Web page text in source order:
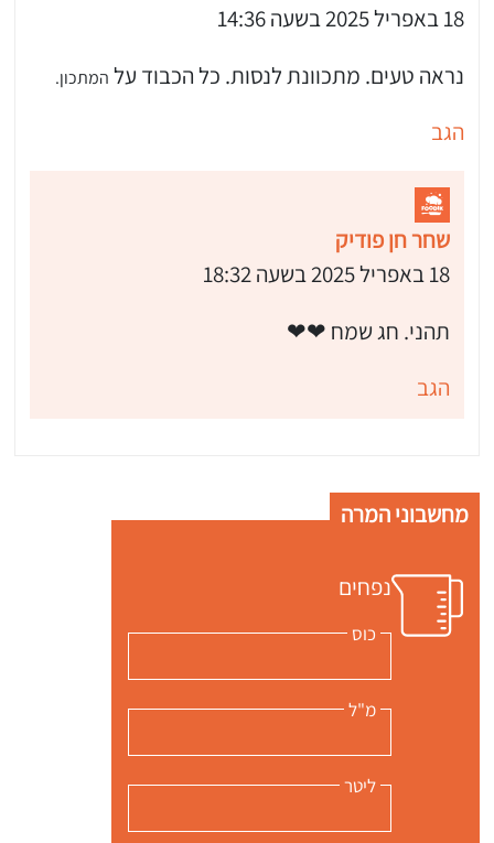
18 באפריל 2025 בשעה 14:36
נראה טעים. מתכוונת לנסות. כל הכבוד על המתכון.
הגב
שחר חן פודיק
18 באפריל 2025 בשעה 18:32
תהני. חג שמח ❤❤
הגב
מחשבוני המרה
נפחים
כוס
מ"ל
ליטר